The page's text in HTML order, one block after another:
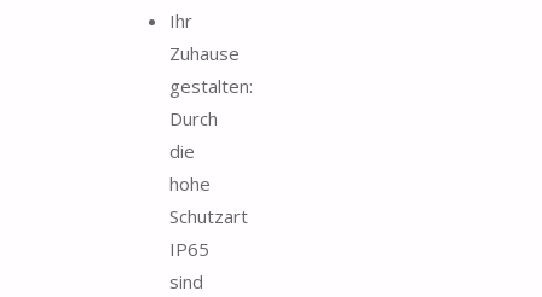
Ihr
Zuhause
gestalten:
Durch
die
hohe
Schutzart
IP65
sind